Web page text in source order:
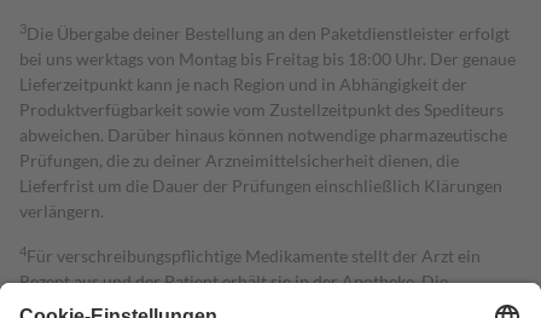
3Die Übergabe deiner Bestellung an den Paketdienstleister erfolgt
bei uns werktags von Montag bis Freitag bis 18:00 Uhr. Der genaue
Lieferzeitpunkt kann je nach Region und in Abhängigkeit der
Produktverfügbarkeit sowie vom Zustellzeitpunkt des Spediteurs
abweichen. Darüber hinaus können notwendige pharmazeutische
Prüfungen, die zu deiner Arzneimittelsicherheit dienen, die
Lieferfrist um die Dauer der Prüfungen einschließlich Klärungen
verlängern.
4Für verschreibungspflichtige Medikamente stellt der Arzt ein
Rezept aus und der Patient erhält sie in der Apotheke. Die
gesetzliche Krankenversicherung übernimmt in der Regel die